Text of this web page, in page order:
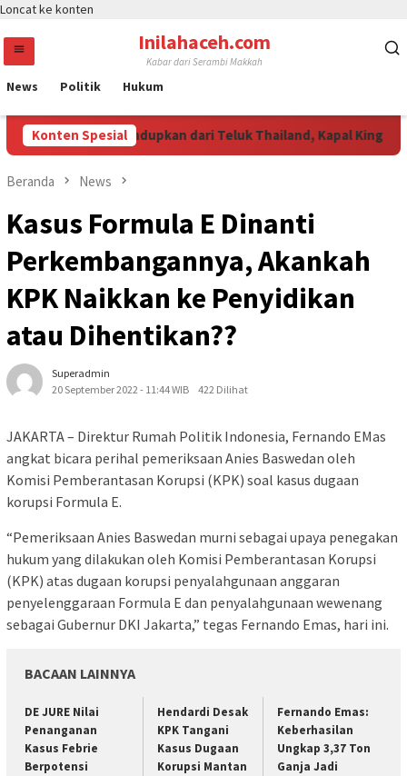
Loncat ke konten
Inilahaceh.com
Kabar dari Serambi Makkah
News Politik Hukum
Konten Spesial
Diselundupkan dari Teluk Thailand, Kapal King Sun
Beranda News
Kasus Formula E Dinanti
Perkembangannya, Akankah
KPK Naikkan ke Penyidikan
atau Dihentikan??
Superadmin
20 September 2022 - 11:44 WIB
422 Dilihat
JAKARTA – Direktur Rumah Politik Indonesia, Fernando EMas
angkat bicara perihal pemeriksaan Anies Baswedan oleh
Komisi Pemberantasan Korupsi (KPK) soal kasus dugaan
korupsi Formula E.
“Pemeriksaan Anies Baswedan murni sebagai upaya penegakan
hukum yang dilakukan oleh Komisi Pemberantasan Korupsi
(KPK) atas dugaan korupsi penyalahgunaan anggaran
penyelenggaraan Formula E dan penyalahgunaan wewenang
sebagai Gubernur DKI Jakarta,” tegas Fernando Emas, hari ini.
BACAAN LAINNYA
DE JURE Nilai
Penanganan
Kasus Febrie
Berpotensi
Hendardi Desak
KPK Tangani
Kasus Dugaan
Korupsi Mantan
Fernando Emas:
Keberhasilan
Ungkap 3,37 Ton
Ganja Jadi